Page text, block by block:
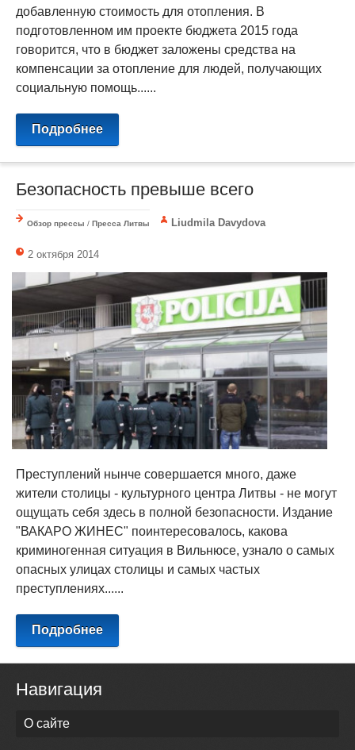
добавленную стоимость для отопления. В
подготовленном им проекте бюджета 2015 года
говорится, что в бюджет заложены средства на
компенсации за отопление для людей, получающих
социальную помощь......
Подробнее
Безопасность превыше всего
Обзор прессы / Пресса Литвы Liudmila Davydova
2 октября 2014
Преступлений нынче совершается много, даже
жители столицы - культурного центра Литвы - не могут
ощущать себя здесь в полной безопасности. Издание
"ВАКАРО ЖИНЕС" поинтересовалось, какова
криминогенная ситуация в Вильнюсе, узнало о самых
опасных улицах столицы и самых частых
преступлениях......
Подробнее
Навигация
О сайте